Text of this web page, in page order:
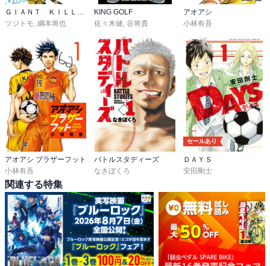
ＧＩＡＮＴ ＫＩＬＬＩＮＧ
ツジトモ, 綱本将也
KING GOLF
佐々木健, 谷将貴
アオアシ
小林有吾
アオアシ ブラザーフット
小林有吾
バトルスタディーズ
なきぼくろ
セールあり
ＤＡＹＳ
安田剛士
関連する特集